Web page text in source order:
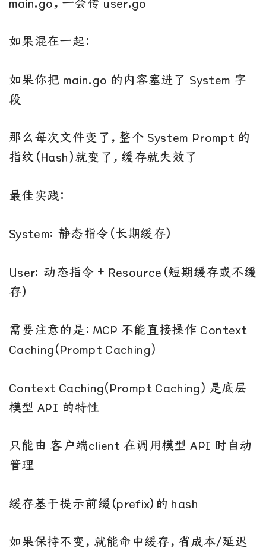
如果混在一起：
如果你把 main.go 的内容塞进了 System 字
段
那么每次文件变了，整个 System Prompt 的
指纹（Hash）就变了，缓存就失效了
最佳实践：
System: 静态指令（长期缓存）
User: 动态指令 + Resource（短期缓存或不缓
存）
需要注意的是：MCP 不能直接操作 Context
Caching(Prompt Caching)
Context Caching(Prompt Caching) 是底层
模型 API 的特性
只能由 客户端client 在调用模型 API 时自动
管理
缓存基于提示前缀（prefix）的 hash
如果保持不变，就能命中缓存，省成本/延迟